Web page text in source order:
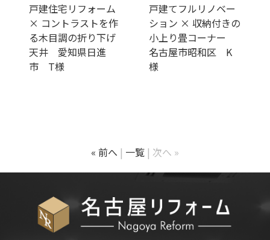
戸建住宅リフォーム
× コントラストを作
る木目調の折り下げ
天井 愛知県日進
市 T様
戸建てフルリノベー
ション × 収納付きの
小上り畳コーナー
名古屋市昭和区 K
様
« 前へ 一覧 次へ »